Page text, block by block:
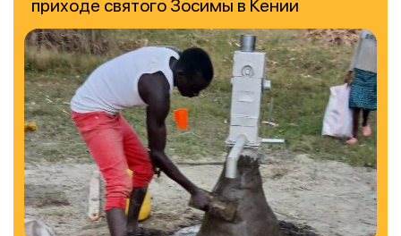
приходе святого Зосимы в Кении